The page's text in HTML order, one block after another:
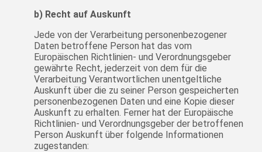
b) Recht auf Auskunft
Jede von der Verarbeitung personenbezogener
Daten betroffene Person hat das vom
Europäischen Richtlinien- und Verordnungsgeber
gewährte Recht, jederzeit von dem für die
Verarbeitung Verantwortlichen unentgeltliche
Auskunft über die zu seiner Person gespeicherten
personenbezogenen Daten und eine Kopie dieser
Auskunft zu erhalten. Ferner hat der Europäische
Richtlinien- und Verordnungsgeber der betroffenen
Person Auskunft über folgende Informationen
zugestanden: